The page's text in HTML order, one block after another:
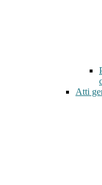
Atti